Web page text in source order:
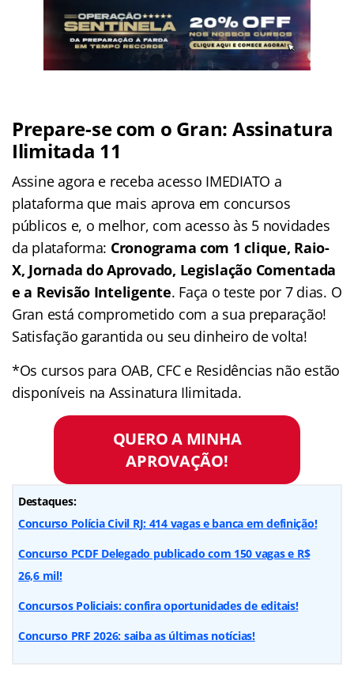
Prepare-se com o Gran: Assinatura
Ilimitada 11
Assine agora e receba acesso IMEDIATO a
plataforma que mais aprova em concursos
públicos e, o melhor, com acesso às 5 novidades
da plataforma: Cronograma com 1 clique, Raio-
X, Jornada do Aprovado, Legislação Comentada
e a Revisão Inteligente. Faça o teste por 7 dias. O
Gran está comprometido com a sua preparação!
Satisfação garantida ou seu dinheiro de volta!
*Os cursos para OAB, CFC e Residências não estão
disponíveis na Assinatura Ilimitada.
QUERO A MINHA
APROVAÇÃO!
Destaques:
Concurso Polícia Civil RJ: 414 vagas e banca em definição!
Concurso PCDF Delegado publicado com 150 vagas e R$
26,6 mil!
Concursos Policiais: confira oportunidades de editais!
Concurso PRF 2026: saiba as últimas notícias!